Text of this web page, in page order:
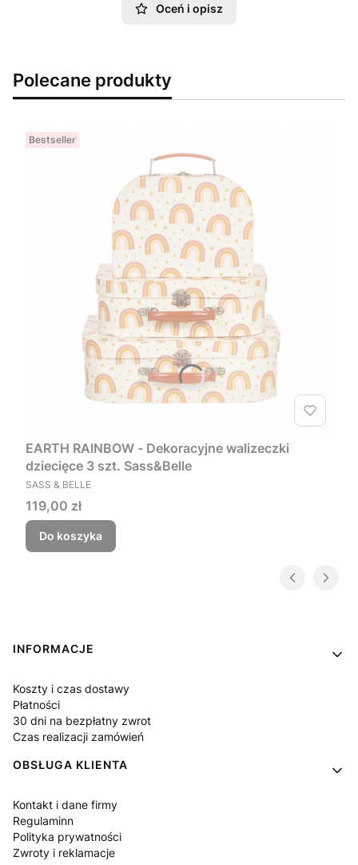
Oceń i opisz
Polecane produkty
Bestseller
EARTH RAINBOW - Dekoracyjne walizeczki
dziecięce 3 szt. Sass&Belle
PRODUCENT
SASS & BELLE
Cena
119,00 zł
Do koszyka
Linki w stopce
INFORMACJE
Koszty i czas dostawy
Płatności
30 dni na bezpłatny zwrot
Czas realizacji zamówień
OBSŁUGA KLIENTA
Kontakt i dane firmy
Regulaminn
Polityka prywatności
Zwroty i reklamacje